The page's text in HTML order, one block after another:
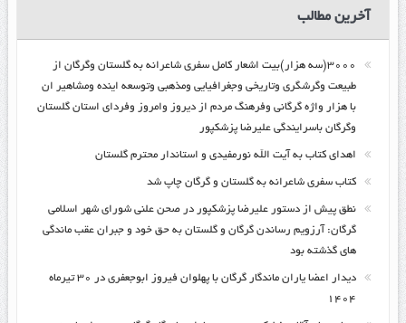
آخرین مطالب
۳۰۰۰(سه هزار)بیت اشعار کامل سفری شاعرانه به گلستان وگرگان از
طبیعت وگرشگری وتاریخی وجغرافیایی ومذهبی وتوسعه اینده ومشاهیر ان
با هزار واژه گرگانی وفرهنگ مردم از دیروز وامروز وفردای استان گلستان
وگرگان باسرایندگی علیرضا پزشکپور
اهدای کتاب به آیت الله نورمفیدی و استاندار محترم گلستان
کتاب سفری شاعرانه به گلستان و گرگان چاپ شد
نطق پیش از دستور علیرضا پزشکپور در صحن علنی شورای شهر اسلامی
گرگان: آرزویم رساندن گرگان و گلستان به حق خود و جبران عقب ماندگی
های گذشته بود
دیدار اعضا یاران ماندگار گرگان با پهلوان فیروز ابوجعفری در ۳۰ تیرماه
۱۴۰۴